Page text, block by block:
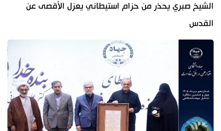
الشيخ صبري يحذر من حزام استيطاني يعزل الأقصى عن
القدس